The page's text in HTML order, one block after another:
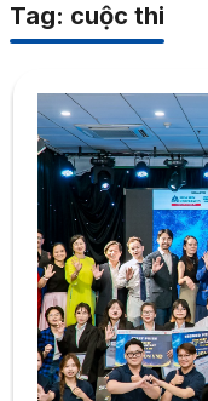
Tag: cuộc thi